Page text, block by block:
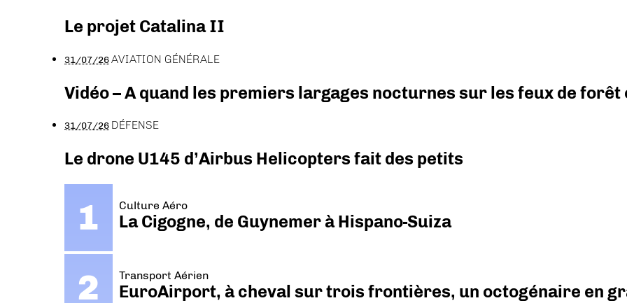
Le projet Catalina II
31/07/26AVIATION GÉNÉRALE
Vidéo – A quand les premiers largages nocturnes sur les feux de forêt
31/07/26 DÉFENSE
Le drone U145 d’Airbus Helicopters fait des petits
Culture Aéro
La Cigogne, de Guynemer à Hispano-Suiza
Transport Aérien
EuroAirport, à cheval sur trois frontières, un octogénaire en